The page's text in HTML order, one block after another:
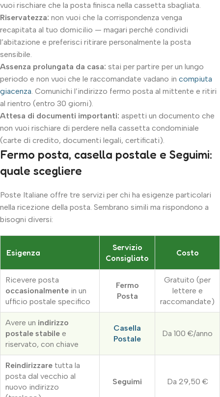
vuoi rischiare che la posta finisca nella cassetta sbagliata.
Riservatezza: non vuoi che la corrispondenza venga
recapitata al tuo domicilio — magari perché condividi
l’abitazione e preferisci ritirare personalmente la posta
sensibile.
Assenza prolungata da casa: stai per partire per un lungo
periodo e non vuoi che le raccomandate vadano in compiuta
giacenza. Comunichi l’indirizzo fermo posta al mittente e ritiri
al rientro (entro 30 giorni).
Attesa di documenti importanti: aspetti un documento che
non vuoi rischiare di perdere nella cassetta condominiale
(carte di credito, documenti legali, certificati).
Fermo posta, casella postale e Seguimi:
quale scegliere
Poste Italiane offre tre servizi per chi ha esigenze particolari
nella ricezione della posta. Sembrano simili ma rispondono a
bisogni diversi:
Esigenza
Servizio
Consigliato
Costo
Ricevere posta
occasionalmente in un
ufficio postale specifico
Fermo
Posta
Gratuito (per
lettere e
raccomandate)
Avere un indirizzo
postale stabile e
riservato, con chiave
Casella
Postale
Da 100 €/anno
Reindirizzare tutta la
posta dal vecchio al
nuovo indirizzo
Seguimi Da 29,50 €